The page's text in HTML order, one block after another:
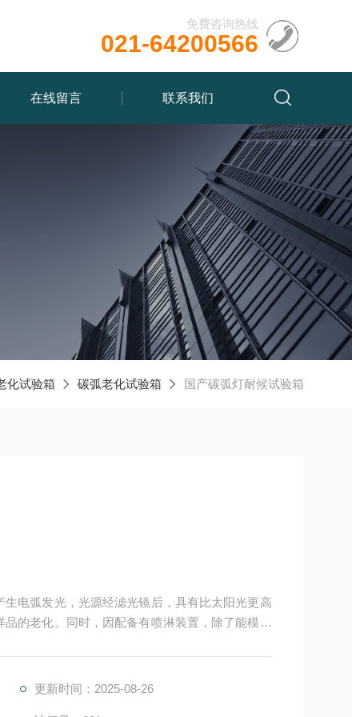
免费咨询热线
021-64200566
在线留言 联系我们
化试验箱 碳弧老化试验箱 国产碳弧灯耐候试验箱
电弧发光，光源经滤光镜后，具有比太阳光更高
的老化。同时，因配备有喷淋装置，除了能模拟
更新时间：2025-08-26